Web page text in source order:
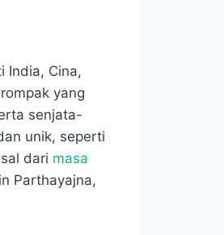
India, Cina,
yang
senjata-
unik, seperti
dari masa
Parthayajna,